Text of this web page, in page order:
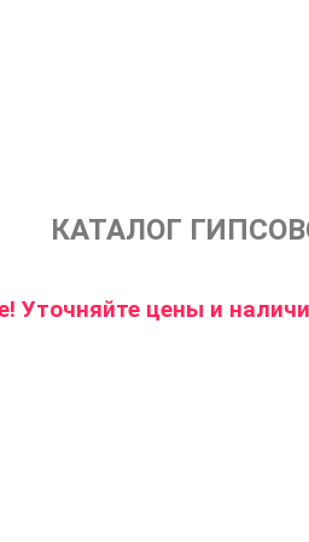
КАТАЛОГ
Уточняйте цены и